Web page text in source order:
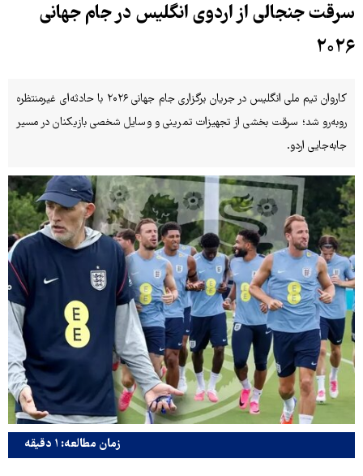
سرقت جنجالی از اردوی انگلیس در جام جهانی
۲۰۲۶
کاروان تیم ملی انگلیس در جریان برگزاری جام جهانی ۲۰۲۶ با حادثه‌ای غیرمنتظره
روبه‌رو شد؛ سرقت بخشی از تجهیزات تمرینی و وسایل شخصی بازیکنان در مسیر
جابه‌جایی اردو.
زمان مطالعه: ۱ دقیقه